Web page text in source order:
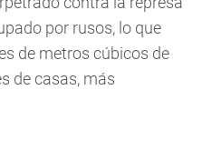
por rusos, lo que
de metros cúbicos de
de casas, más